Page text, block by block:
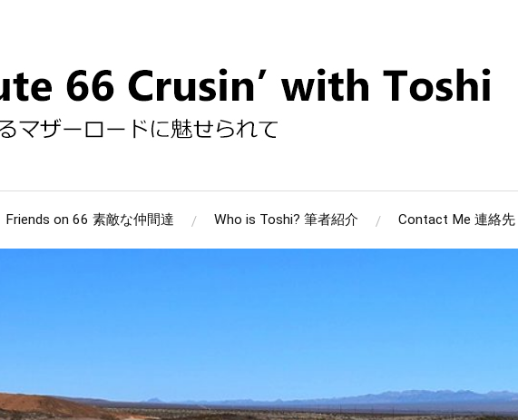
Friends on 66 素敵な仲間達 Who is Toshi? 筆者紹介 Contact Me 連絡先